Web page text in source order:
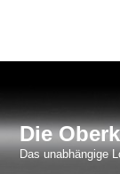
Die
Das unabhängige